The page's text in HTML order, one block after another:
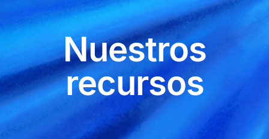
Nuestros
recursos